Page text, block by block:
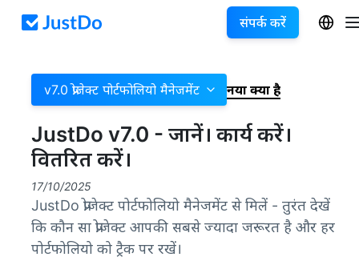
संपर्क करें
v7.0 प्रोजेक्ट पोर्टफोलियो मैनेजमेंट नया क्या है
JustDo v7.0 - जानें। कार्य करें।
वितरित करें।
17/10/2025
JustDo प्रोजेक्ट पोर्टफोलियो मैनेजमेंट से मिलें - तुरंत देखें
कि कौन सा प्रोजेक्ट आपकी सबसे ज्यादा जरूरत है और हर
पोर्टफोलियो को ट्रैक पर रखें।